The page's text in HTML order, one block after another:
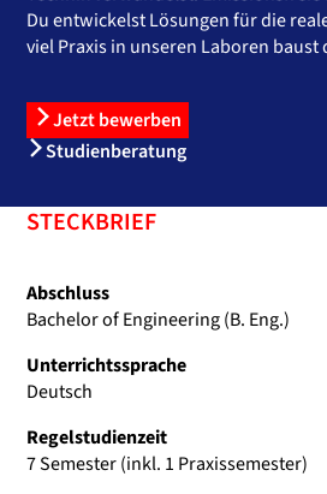
Du entwickelst Lösungen für die
viel Praxis in unseren Laboren
Jetzt bewerben
Studienberatung
STECKBRIEF
Abschluss
Bachelor of Engineering (B. Eng.)
Unterrichtssprache
Deutsch
Regelstudienzeit
7 Semester (inkl. 1 Praxissemester)